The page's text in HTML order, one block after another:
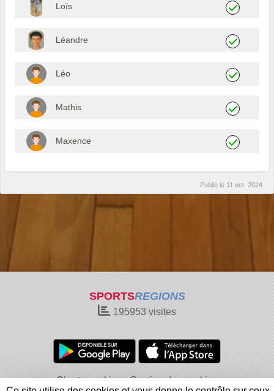
Loïs
Léandre
Léo
Mathis
Maxence
Publié le 11 oct. 2024
SPORTSREGIONS
195953 visites
Charte cookies
Gestion des cookies